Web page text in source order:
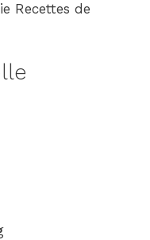
Recettes de